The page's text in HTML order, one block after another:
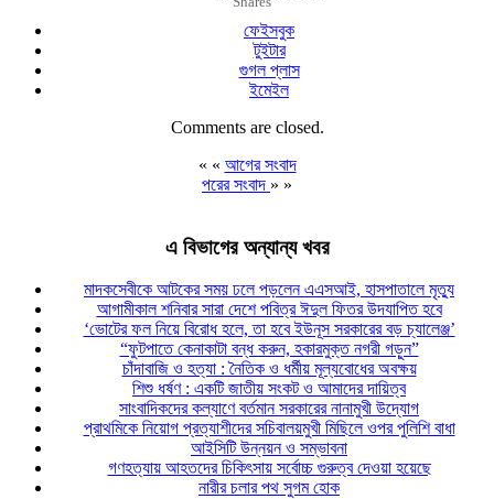
ফেইসবুক
টুইটার
গুগল প্লাস
ইমেইল
Comments are closed.
« « আগের সংবাদ
পরের সংবাদ » »
এ বিভাগের অন্যান্য খবর
মাদকসেবীকে আটকের সময় ঢলে পড়লেন এএসআই, হাসপাতালে মৃত্যু
আগামীকাল শনিবার সারা দেশে পবিত্র ঈদুল ফিতর উদযাপিত হবে
‘ভোটের ফল নিয়ে বিরোধ হলে, তা হবে ইউনূস সরকারের বড় চ্যালেঞ্জ’
“ফুটপাতে কেনাকাটা বন্ধ করুন, হকারমুক্ত নগরী গড়ুন”
চাঁদাবাজি ও হত্যা : নৈতিক ও ধর্মীয় মূল্যবোধের অবক্ষয়
শিশু ধর্ষণ : একটি জাতীয় সংকট ও আমাদের দায়িত্ব
সাংবাদিকদের কল্যাণে বর্তমান সরকারের নানামুখী উদ্যোগ
প্রাথমিকে নিয়োগ প্রত্যাশীদের সচিবালয়মুখী মিছিলে ওপর পুলিশি বাধা
আইসিটি উন্নয়ন ও সম্ভাবনা
গণহত্যায় আহতদের চিকিৎসায় সর্বোচ্চ গুরুত্ব দেওয়া হয়েছে
নারীর চলার পথ সুগম হোক